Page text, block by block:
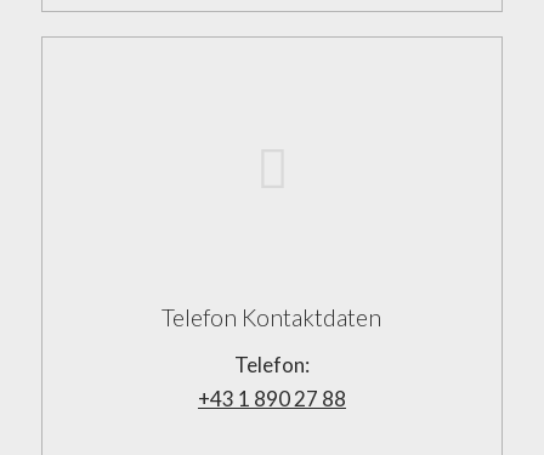
Telefon Kontaktdaten
Telefon:
+43 1 890 27 88